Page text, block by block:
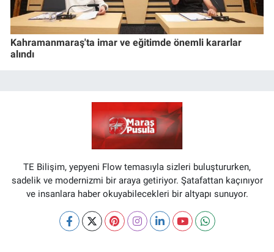
Kahramanmaraş'ta imar ve eğitimde önemli kararlar
alındı
TE Bilişim, yepyeni Flow temasıyla sizleri buluştururken,
sadelik ve modernizmi bir araya getiriyor. Şatafattan kaçınıyor
ve insanlara haber okuyabilecekleri bir altyapı sunuyor.